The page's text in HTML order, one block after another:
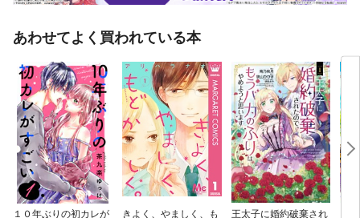
あわせてよく買われている本
１０年ぶりの初カレが
きよく、やましく、も
王太子に婚約破棄され